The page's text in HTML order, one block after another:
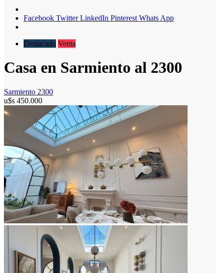
Facebook Twitter LinkedIn Pinterest Whats App
Destacado Venta
Casa en Sarmiento al 2300
Sarmiento 2300
u$s 450.000